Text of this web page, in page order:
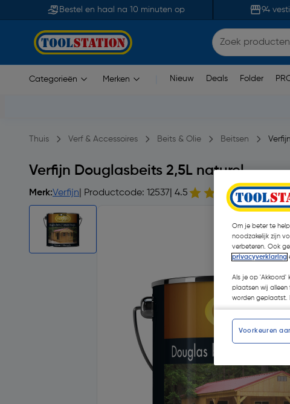
Bestel en haal na 10 minuten op 94
Categorieën Merken Nieuw Deals Folder
Thuis Verf & Accessoires Beits & Olie Beitsen
Verfijn Douglasbeits 2,5L naturel
Merk:Verfijn | Productcode: 12537 | 4.5 28
Om je beter te
noodzakelijk zijn
verbeteren. Ook
privacyverklaring
Als je op 'Akkoord'
plaatsen wij alleen
worden geplaatst.
Voorkeuren